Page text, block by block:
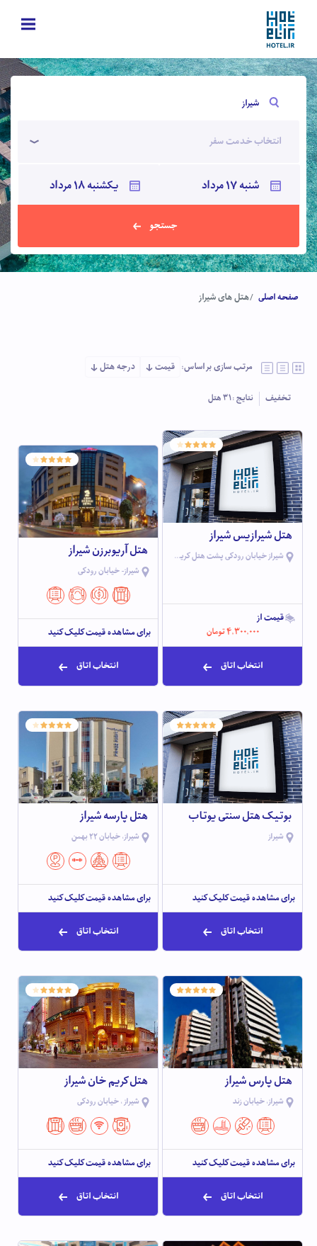
شیراز
انتخاب خدمت سفر
جستجو
صفحه اصلی هتل های شیراز
مرتب سازی بر اساس: قیمت درجه هتل
تخفیف نتایج :31هتل
هتل شیرازیس شیراز
شیراز خیابان رودکی پشت هتل کریم خان
قیمت از
4,300,000تومان
انتخاب اتاق
هتل آریوبرزن شیراز
شیراز- خیابان رودکی
برای مشاهده قیمت کلیک کنید
انتخاب اتاق
بوتیک هتل سنتی یوتاب
شیراز
برای مشاهده قیمت کلیک کنید
انتخاب اتاق
هتل پارسه شیراز
شیراز، خیابان 22 بهمن
برای مشاهده قیمت کلیک کنید
انتخاب اتاق
هتل پارس شیراز
شیراز، خیابان زند
برای مشاهده قیمت کلیک کنید
انتخاب اتاق
هتل کریم خان شیراز
شیراز ، خیابان رودکی
برای مشاهده قیمت کلیک کنید
انتخاب اتاق